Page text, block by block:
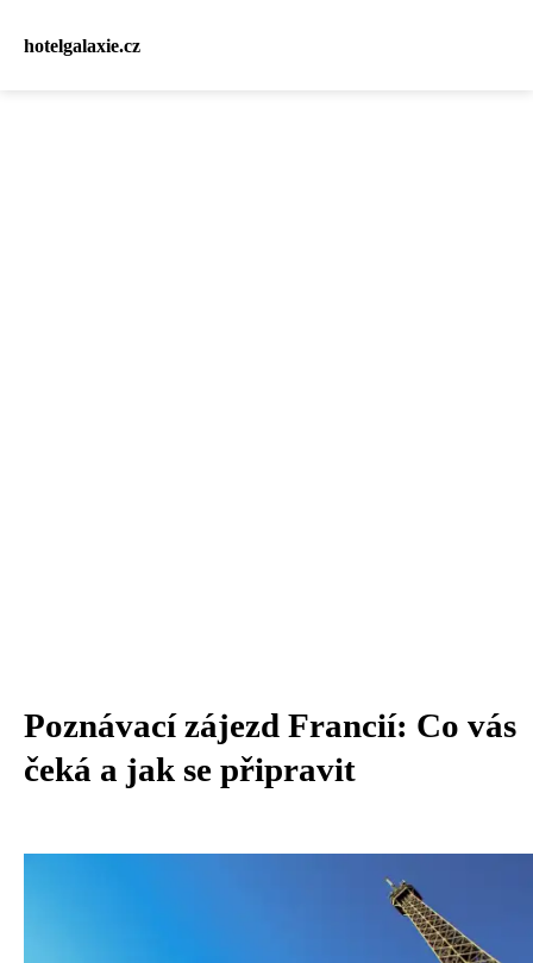
hotelgalaxie.cz
Poznávací zájezd Francií: Co vás
čeká a jak se připravit